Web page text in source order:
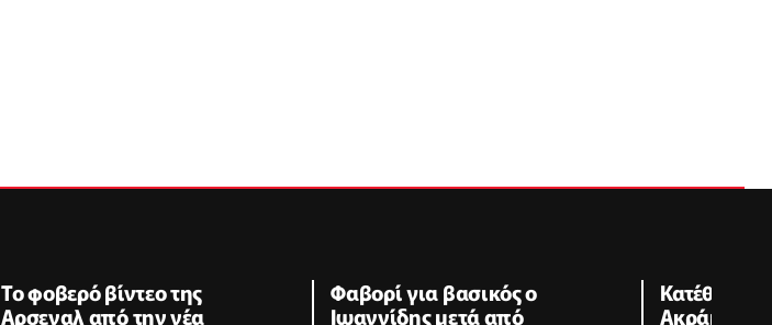
Το φοβερό βίντεο της
Αρσεναλ από την νέα
Φαβορί για βασικός ο
Ιωαννίδης μετά από
Κατέθεσε
Ακράμ